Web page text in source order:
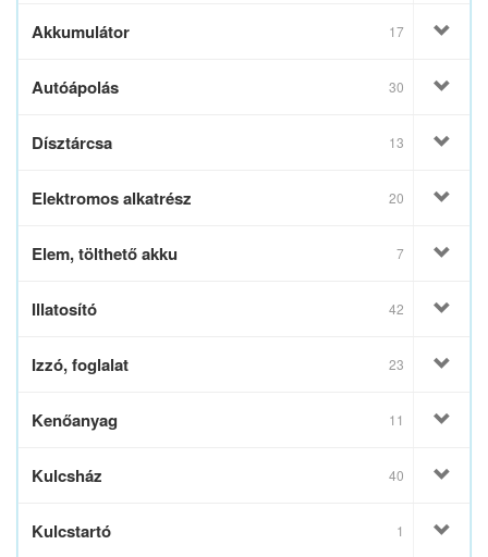
Akkumulátor 17
Autóápolás 30
Dísztárcsa 13
Elektromos alkatrész 20
Elem, tölthető akku 7
Illatosító 42
Izzó, foglalat 23
Kenőanyag 11
Kulcsház 40
Kulcstartó 1